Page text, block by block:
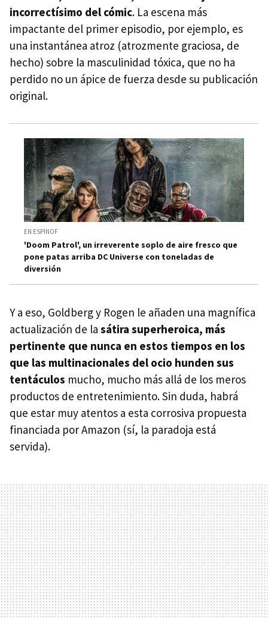
incorrectísimo del cómic. La escena más
impactante del primer episodio, por ejemplo, es
una instantánea atroz (atrozmente graciosa, de
hecho) sobre la masculinidad tóxica, que no ha
perdido no un ápice de fuerza desde su publicación
original.
EN ESPINOF
'Doom Patrol', un irreverente soplo de aire fresco que
pone patas arriba DC Universe con toneladas de
diversión
Y a eso, Goldberg y Rogen le añaden una magnífica
actualización de la sátira superheroica, más
pertinente que nunca en estos tiempos en los
que las multinacionales del ocio hunden sus
tentáculos mucho, mucho más allá de los meros
productos de entretenimiento. Sin duda, habrá
que estar muy atentos a esta corrosiva propuesta
financiada por Amazon (sí, la paradoja está
servida).